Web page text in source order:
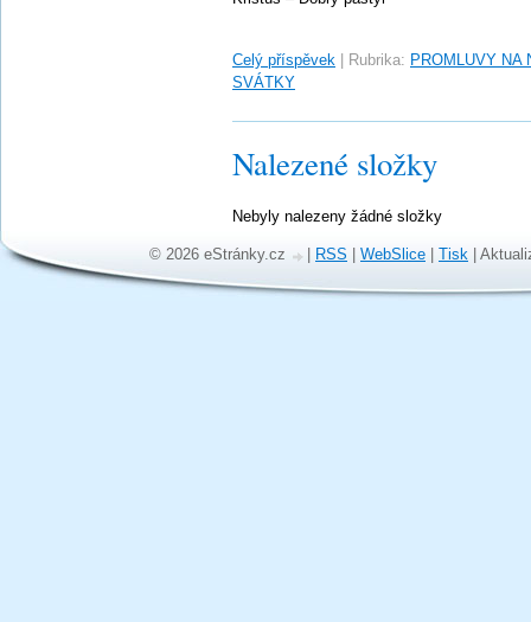
Celý příspěvek Rubrika: PROMLUVY NA
SVÁTKY
Nalezené složky
Nebyly nalezeny žádné složky
© 2026 eStránky.cz RSS WebSlice Tisk